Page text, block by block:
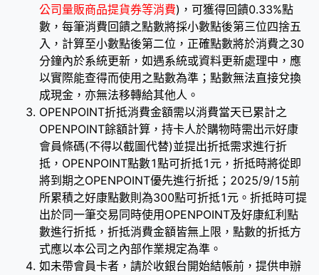
公司量販商品提貨券等消費)，可獲得回饋0.33%點
數，每筆消費回饋之點數將採小數點後第三位四捨五
入，計算至小數點後第二位，正確點數將於消費之30
分鐘內於系統更新，如遇系統或資料更新處理中，應
以實際能查得而使用之點數為準；點數無法直接兌換
成現金，亦無法移轉給其他人。
OPENPOINT折抵消費金額需以消費當天已累計之
OPENPOINT餘額計算，持卡人於購物時需出示好康
會員條碼(不得以截圖代替)並提出折抵需求進行折
抵，OPENPOINT點數1點可折抵1元，折抵時將從即
將到期之OPENPOINT優先進行折抵；2025/9/15前
所累積之好康點數則為300點可折抵1元。折抵時可提
出於同一筆交易同時使用OPENPOINT及好康紅利點
數進行折抵，折抵消費金額皆無上限，點數的折抵方
式應以本公司之內部作業規定為準。
如未帶會員卡者，請於收銀台開始結帳前，提供申辦